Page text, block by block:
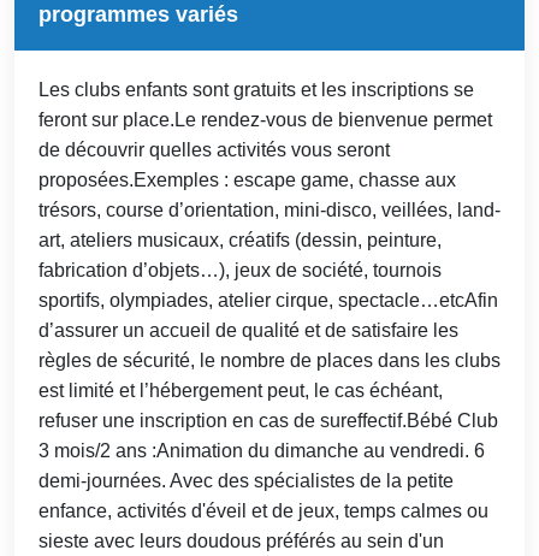
programmes variés
Les clubs enfants sont gratuits et les inscriptions se
feront sur place.Le rendez-vous de bienvenue permet
de découvrir quelles activités vous seront
proposées.Exemples : escape game, chasse aux
trésors, course d’orientation, mini-disco, veillées, land-
art, ateliers musicaux, créatifs (dessin, peinture,
fabrication d’objets…), jeux de société, tournois
sportifs, olympiades, atelier cirque, spectacle…etcAfin
d’assurer un accueil de qualité et de satisfaire les
règles de sécurité, le nombre de places dans les clubs
est limité et l’hébergement peut, le cas échéant,
refuser une inscription en cas de sureffectif.Bébé Club
3 mois/2 ans :Animation du dimanche au vendredi. 6
demi-journées. Avec des spécialistes de la petite
enfance, activités d'éveil et de jeux, temps calmes ou
sieste avec leurs doudous préférés au sein d'un